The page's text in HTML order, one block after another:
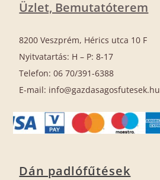
Üzlet, Bemutatóterem
8200 Veszprém, Hérics utca 10 F
Nyitvatartás: H – P: 8-17
Telefon: 06 70/391-6388
E-mail: info@gazdasagosfutesek.hu
Dán padlófűtések